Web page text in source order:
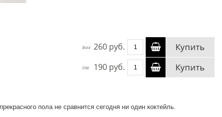
box 260 руб. Купить
lite 190 руб. Купить
пола не сравнится сегодня ни один коктейль.